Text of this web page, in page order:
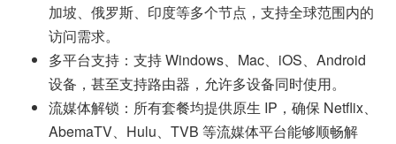
加坡、俄罗斯、印度等多个节点，支持全球范围内的
访问需求。
多平台支持：支持 Windows、Mac、iOS、Android
设备，甚至支持路由器，允许多设备同时使用。
流媒体解锁：所有套餐均提供原生 IP，确保 Netflix、
AbemaTV、Hulu、TVB 等流媒体平台能够顺畅解